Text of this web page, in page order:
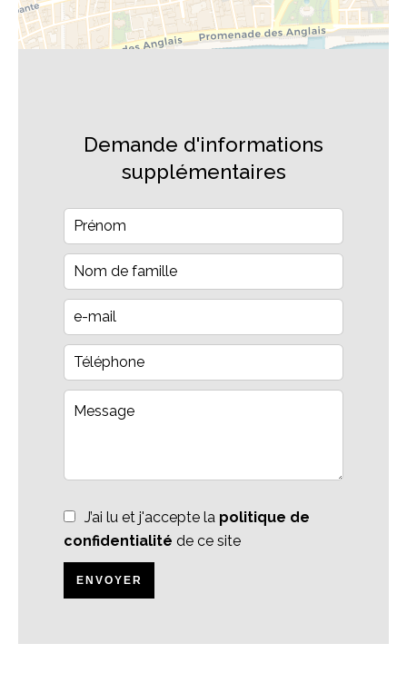
Demande d'informations
supplémentaires
J’ai lu et j'accepte la politique de
confidentialité de ce site
ENVOYER